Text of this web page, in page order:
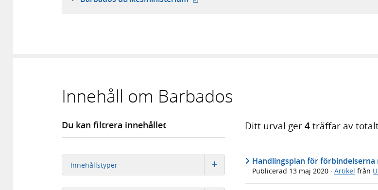
Innehåll om Barbados
Du kan filtrera innehållet
Innehållstyper
Ditt urval ger4träffar av
Handlingsplan för
Publicerad 13 maj 2020 ·Artikel från